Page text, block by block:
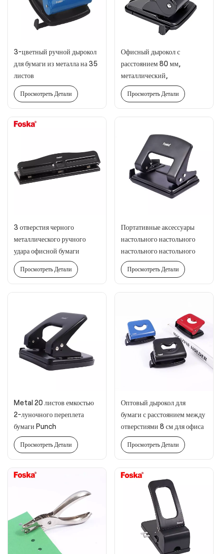
3-цветный ручной дырокол
для бумаги из металла на 35
листов
Просмотреть Детали
Офисный дырокол с
расстоянием 80 мм,
металлический,
сверхпрочный, емкостью 40
листов
Просмотреть Детали
3 отверстия черного
металлического ручного
удара офисной бумаги
Просмотреть Детали
Портативные аксессуары
настольного настольного
настольного настольного
удара бумажного удара
Просмотреть Детали
Metal 20 листов емкостью
2-луночного переплета
бумаги Punch
Просмотреть Детали
Оптовый дырокол для
бумаги с расстоянием между
отверстиями 8 см для офиса
Просмотреть Детали